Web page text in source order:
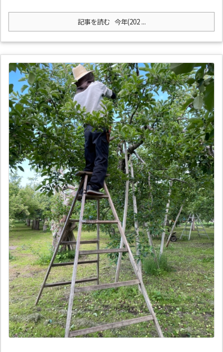
記事を読む 今年(202 ...